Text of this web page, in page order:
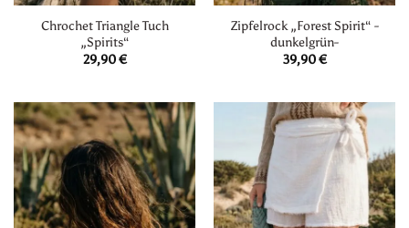
Chrochet Triangle Tuch
„Spirits“
29,90€
Zipfelrock „Forest Spirit“ -
dunkelgrün-
39,90€